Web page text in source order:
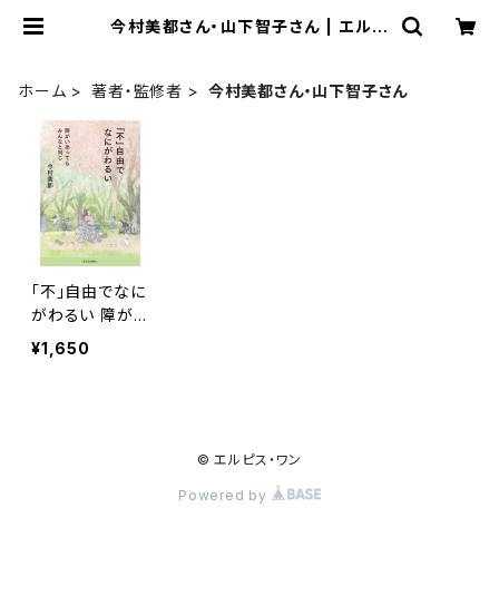
今村美都さん・山下智子さん | エルピ
ホーム 著者・監修者 今村美都さん・山下智子さん
「不」自由でなに
がわるい 障がい
あってもみんな
と同じ
¥1,650
© エルピス・ワン
Powered by